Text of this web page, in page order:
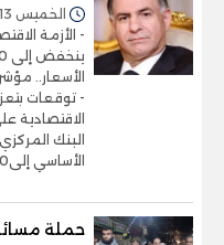
الخميس 13/مارس/2025 - 03:55 م
- الأزمة
الأسعار..
- توقعات
الاقتصادية
البنك
الأساسي إلى10% في فبراير
حملة